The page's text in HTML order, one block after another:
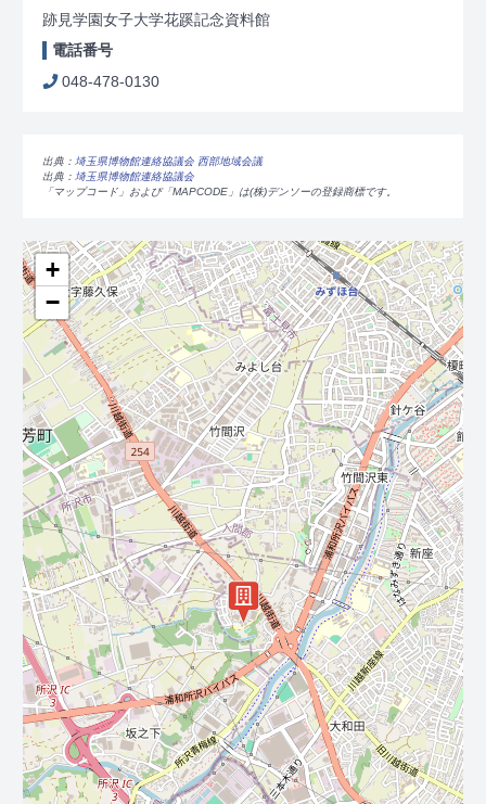
跡見学園女子大学花蹊記念資料館
電話番号
048-478-0130
出典： 埼玉県博物館連絡協議会 西部地域会議
出典： 埼玉県博物館連絡協議会
「マップコード」および「MAPCODE」は(株)デンソーの登録商標です。
+
−